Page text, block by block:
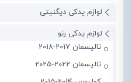
لوازم یدکی دیگنیتی
لوازم یدکی رنو
تالیسمان 2017-2018
تالیسمان 2022-2025